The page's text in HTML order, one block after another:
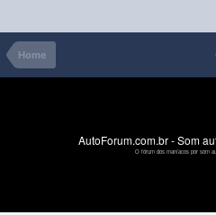
Home
AutoForum.com.br - Som
O fórum dos maníacos por som